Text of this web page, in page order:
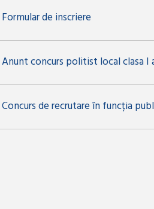
Formular de inscriere
Anunt concurs politist local clasa I
Concurs de recrutare în funcția